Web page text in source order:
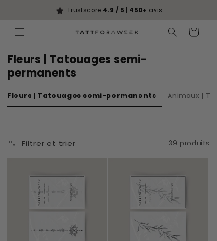
Trustscore 4.9 / 5 | 450+ avis
Panier
Fleurs | Tatouages semi-
permanents
Fleurs | Tatouages semi-permanents Animaux |
Filtrer et trier 39 produits